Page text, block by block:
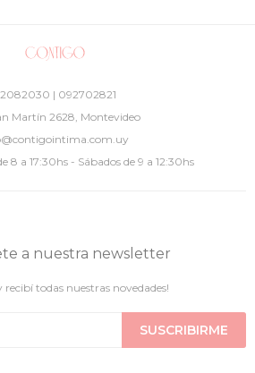
| 092702821
Martín 2628, Montevideo
8 a 17:30hs - Sábados de 9 a 12:30hs
a nuestra newsletter
recibí todas nuestras novedades!
SUSCRIBIRME